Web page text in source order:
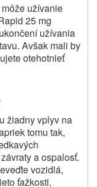
užívanie
25 mg
užívania
Avšak mali by
otehotnieť
žiadny vplyv na
tomu tak,
a ospalosť.
vozidlá,
ťažkosti,